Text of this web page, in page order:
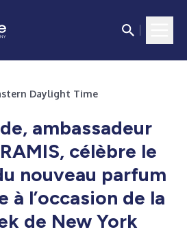
Daylight Time
ambassadeur
célèbre le
nouveau parfum
à l’occasion de la
de New York